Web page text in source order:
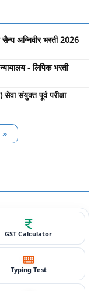
अग्निवीर भरती 2026
- लिपिक भरती
संयुक्त पूर्व परीक्षा
»
GST Calculator
Typing Test